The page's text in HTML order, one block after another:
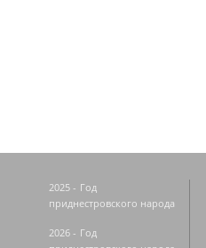
2025 - Год
приднестровского народа
2026 - Год